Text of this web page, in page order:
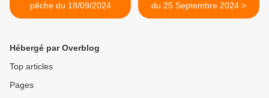
pêche du 18/09/2024
du 25 Septembre 2024 >
Hébergé par Overblog
Top articles
Pages